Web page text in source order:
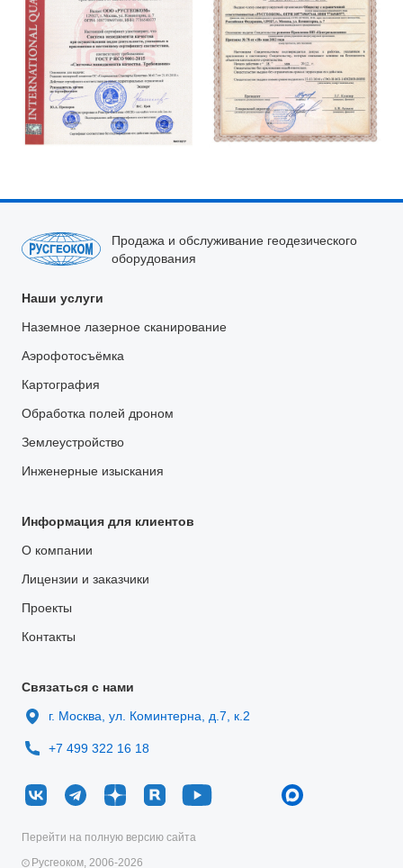
Продажа и обслуживание геодезического
оборудования
Наши услуги
Наземное лазерное сканирование
Аэрофотосъёмка
Инженерные изыскания
Картография
Обработка полей дроном
Землеустройство
Информация для клиентов
О компании
Лицензии и заказчики
Проекты
Контакты
Связаться с нами
г. Москва, ул. Коминтерна, д.7, к.2
+7 499 322 16 18
Перейти на полную версию сайта
Русгеоком, 2006-2026